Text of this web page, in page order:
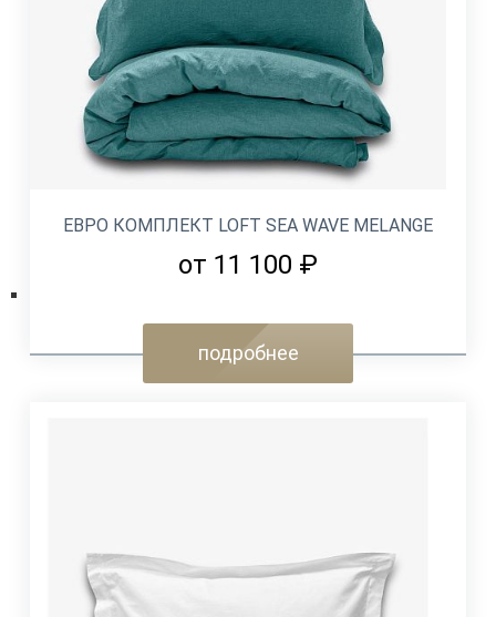
ЕВРО КОМПЛЕКТ LOFT SEA WAVE MELANGE
от 11 100 ₽
подробнее